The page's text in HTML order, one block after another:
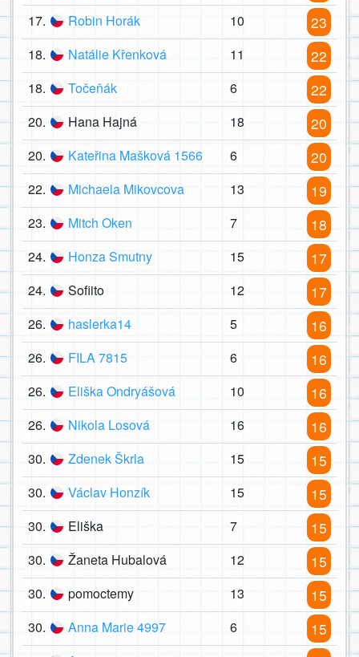
17. Robin Horák 10 23
18. Natálie Křenková 11 22
18. Točeňák 6 22
20. Hana Hajná 18 20
20. Kateřina Mašková 1566 6 20
22. Michaela Mikovcova 13 19
23. Mitch Oken 7 18
24. Honza Smutny 15 17
24. Sofiito 12 17
26. haslerka14 5 16
26. FILA 7815 6 16
26. Eliška Ondryášová 10 16
26. Nikola Losová 16 16
30. Zdenek Škrla 15 15
30. Václav Honzík 15 15
30. Eliška 7 15
30. Žaneta Hubalová 12 15
30. pomoctemy 13 15
30. Anna Marie 4997 6 15